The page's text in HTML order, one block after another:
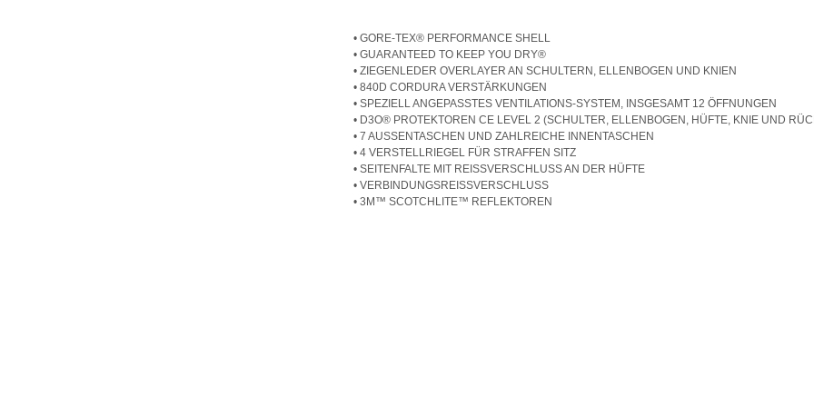
• GORE-TEX® PERFORMANCE SHELL
• GUARANTEED TO KEEP YOU DRY®
• ZIEGENLEDER OVERLAYER AN SCHULTERN, ELLENBOGEN UND KNIEN
• 840D CORDURA VERSTÄRKUNGEN
• SPEZIELL ANGEPASSTES VENTILATIONS-SYSTEM, INSGESAMT 12 ÖFFNUNGEN
• D3O® PROTEKTOREN CE LEVEL 2 (SCHULTER, ELLENBOGEN, HÜFTE, KNIE UND
• 7 AUSSENTASCHEN UND ZAHLREICHE INNENTASCHEN
• 4 VERSTELLRIEGEL FÜR STRAFFEN SITZ
• SEITENFALTE MIT REISSVERSCHLUSS AN DER HÜFTE
• VERBINDUNGSREISSVERSCHLUSS
• 3M™ SCOTCHLITE™ REFLEKTOREN